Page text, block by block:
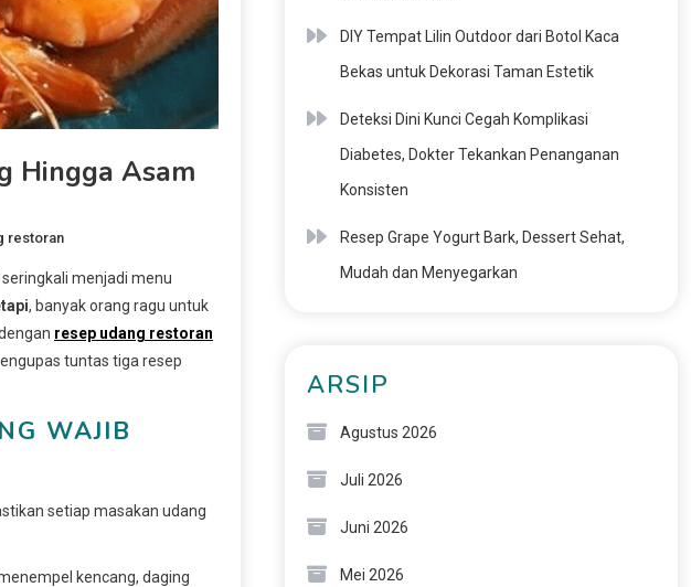
Hingga Asam
restoran
menjadi menu
, banyak orang ragu untuk
resep udang restoran
tuntas tiga resep
WAJIB
setiap masakan udang
kencang, daging
DIY Tempat Lilin Outdoor dari Botol Kaca
Bekas untuk Dekorasi Taman Estetik
Deteksi Dini Kunci Cegah Komplikasi
Diabetes, Dokter Tekankan Penanganan
Konsisten
Resep Grape Yogurt Bark, Dessert Sehat,
Mudah dan Menyegarkan
ARSIP
Agustus 2026
Juli 2026
Juni 2026
Mei 2026